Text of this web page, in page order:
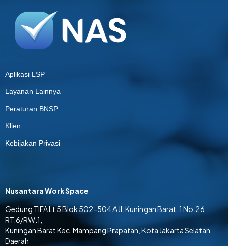
Aplikasi LSP
Layanan Lainnya
Peraturan BNSP
Klien
Kebijakan Privasi
Nusantara Work Space
Gedung TIFA Lt 5 Blok 502-504 A Jl. Kuningan Barat. 1 No.26,
RT.6/RW.1,
Kuningan Barat Kec. Mampang Prapatan, Kota Jakarta Selatan
Daerah